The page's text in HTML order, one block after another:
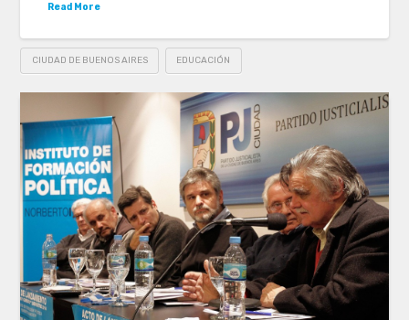
Read More
CIUDAD DE BUENOS AIRES EDUCACIÓN